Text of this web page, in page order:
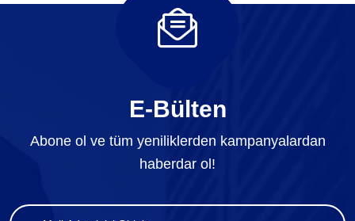
E-Bülten
Abone ol ve tüm yeniliklerden kampanyalardan
haberdar ol!